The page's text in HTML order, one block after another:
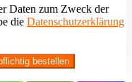
Daten zum Zweck der
die Datenschutzerklärung
bestellen